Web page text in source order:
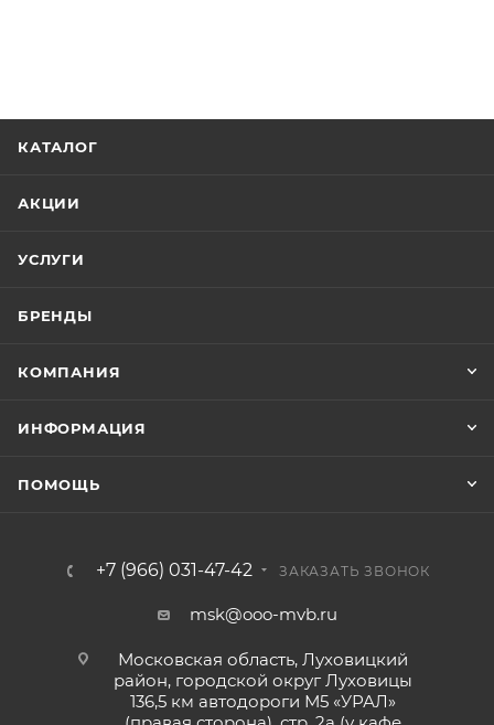
КАТАЛОГ
АКЦИИ
УСЛУГИ
БРЕНДЫ
КОМПАНИЯ
ИНФОРМАЦИЯ
ПОМОЩЬ
+7 (966) 031-47-42 ЗАКАЗАТЬ ЗВОНОК
msk@ooo-mvb.ru
Московская область, Луховицкий
район, городской округ Луховицы
136,5 км автодороги М5 «УРАЛ»